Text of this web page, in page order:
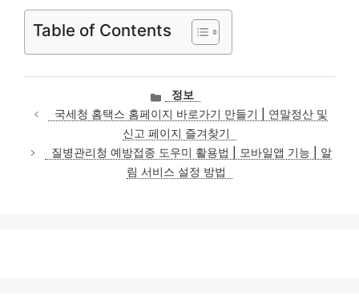
Table of Contents
카
테
고
리
정보
국세청 홈택스 홈페이지 바로가기 만들기 | 연말정산 및
신고 페이지 즐겨찾기
질병관리청 예방접종 도우미 활용법 | 모바일앱 기능 | 알
림 서비스 설정 방법